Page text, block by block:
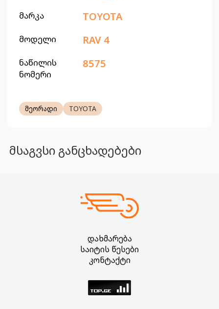
მარკა TOYOTA
მოდელი RAV 4
ნაწილის
ნომერი
8575
მეორადი TOYOTA
მსაგვსი განცხადებები
დახმარება
საიტის წესები
კონტაქტი